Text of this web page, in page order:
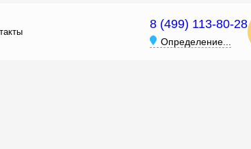
8 (499) 113-80-28
Определение...